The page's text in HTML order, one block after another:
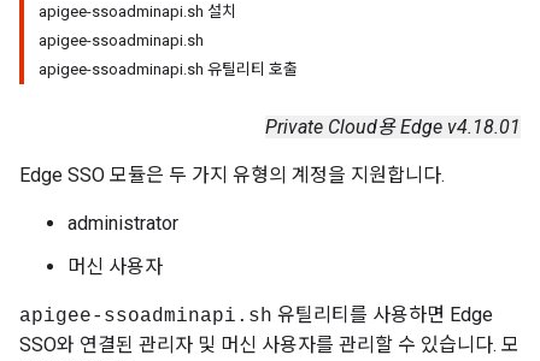
apigee-ssoadminapi.sh 설치
apigee-ssoadminapi.sh
apigee-ssoadminapi.sh 유틸리티 호출
Private Cloud용 Edge v4.18.01
Edge SSO 모듈은 두 가지 유형의 계정을 지원합니다.
administrator
머신 사용자
apigee-ssoadminapi.sh 유틸리티를 사용하면 Edge
SSO와 연결된 관리자 및 머신 사용자를 관리할 수 있습니다. 모